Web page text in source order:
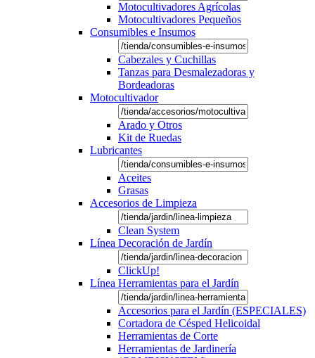
Motocultivadores Agrícolas
Motocultivadores Pequeños
Consumibles e Insumos
Cabezales y Cuchillas
Tanzas para Desmalezadoras y
Bordeadoras
Motocultivador
Arado y Otros
Kit de Ruedas
Lubricantes
Aceites
Grasas
Accesorios de Limpieza
Clean System
Línea Decoración de Jardín
ClickUp!
Línea Herramientas para el Jardín
Accesorios para el Jardín (ESPECIALES)
Cortadora de Césped Helicoidal
Herramientas de Corte
Herramientas de Jardinería